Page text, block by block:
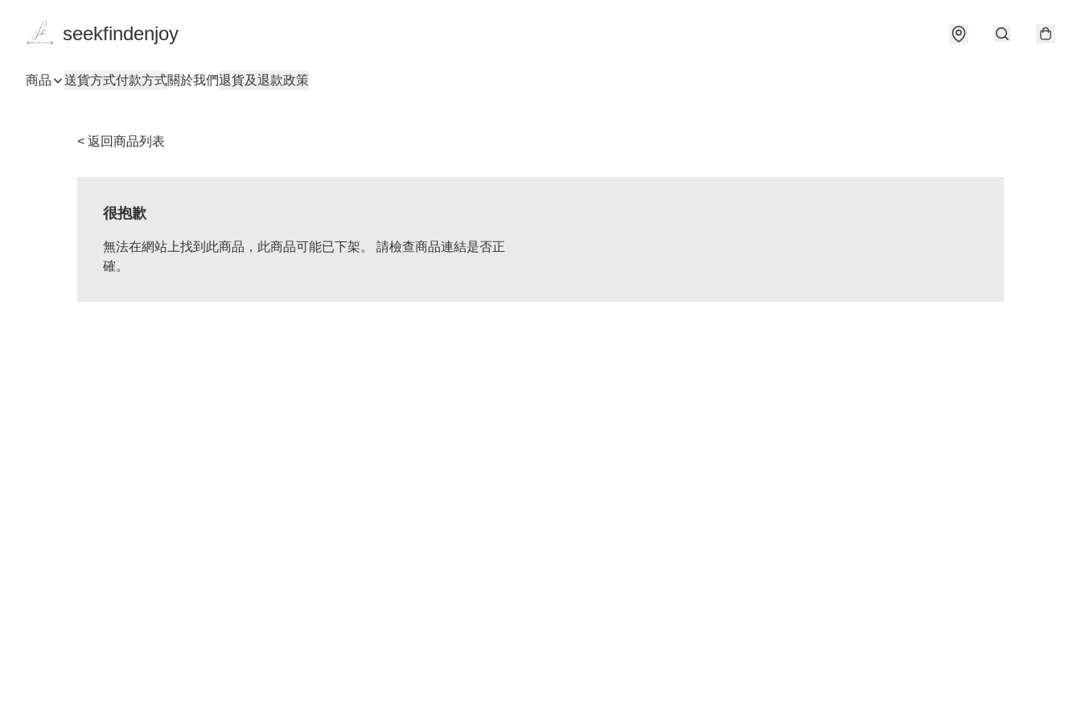
seekfindenjoy
商品 送貨方式付款方式關於我們退貨及退款政策
< 返回商品列表
很抱歉
無法在網站上找到此商品，此商品可能已下架。 請檢查商品連結是否正
確。